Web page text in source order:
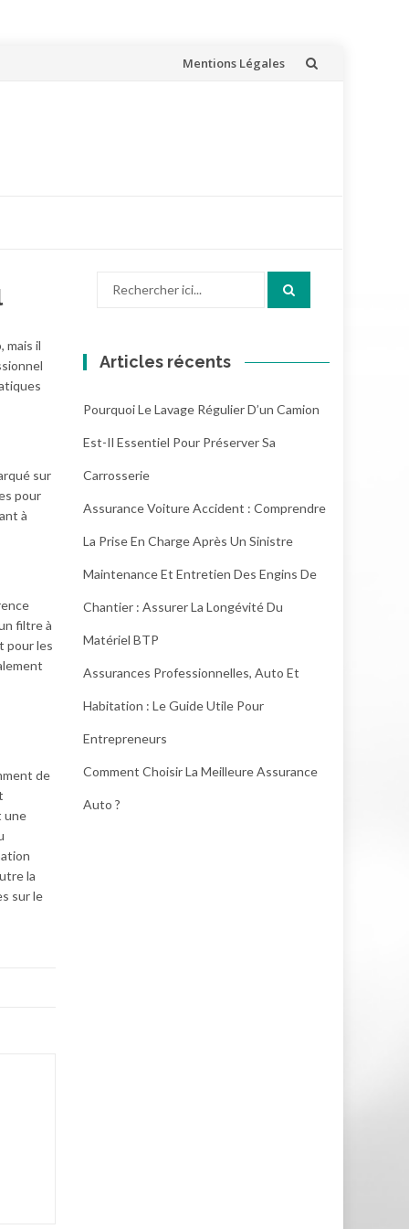
Aller
Mentions Légales
mais il
sur
pour
à
filtre à
pour les
de
une
la
sur le
Articles récents
Pourquoi Le Lavage Régulier D’un Camion
Est-Il Essentiel Pour Préserver Sa
Carrosserie
Assurance Voiture Accident : Comprendre
La Prise En Charge Après Un Sinistre
Maintenance Et Entretien Des Engins De
Chantier : Assurer La Longévité Du
Matériel BTP
Assurances Professionnelles, Auto Et
Habitation : Le Guide Utile Pour
Entrepreneurs
Comment Choisir La Meilleure Assurance
Auto ?